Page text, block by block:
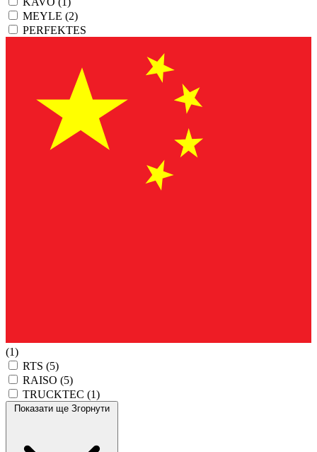
MEYLE (2)
PERFEKTES
(1)
RTS (5)
RAISO (5)
TRUCKTEC (1)
Показати ще Згорнути